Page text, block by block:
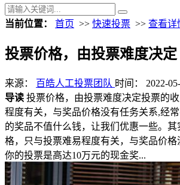
当前位置： 首页 >> 快速投票 >> 查看详
投票价格，由投票难度决定
来源： 百皓人工投票团队 时间： 2022-
导读 投票价格，由投票难度决定投票的
程度有关，与奖品价格没有任务关系,经
的奖品不值什么钱，让我们优惠一些。
格，只与投票难易程度有关，与奖品价
你的投票是高达10万元的现金奖...